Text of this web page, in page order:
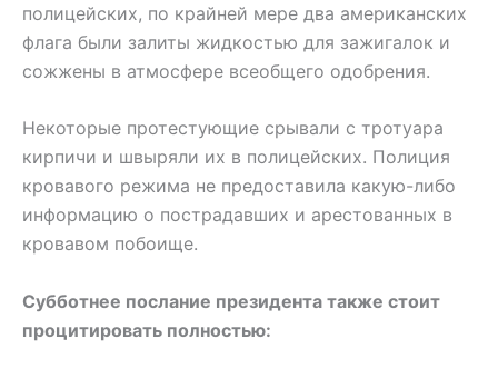
полицейских, по крайней мере два американских
флага были залиты жидкостью для зажигалок и
сожжены в атмосфере всеобщего одобрения.
Некоторые протестующие срывали с тротуара
кирпичи и швыряли их в полицейских. Полиция
кровавого режима не предоставила какую-либо
информацию о пострадавших и арестованных в
кровавом побоище.
Субботнее послание президента также стоит
процитировать полностью: